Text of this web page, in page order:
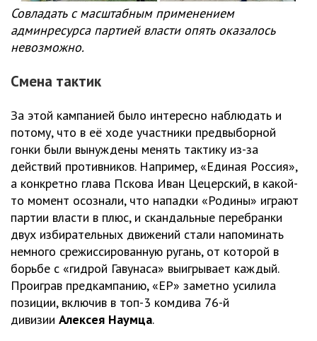
Совладать с масштабным применением
админресурса партией власти опять оказалось
невозможно.
Смена тактик
За этой кампанией было интересно наблюдать и
потому, что в её ходе участники предвыборной
гонки были вынуждены менять тактику из-за
действий противников. Например, «Единая Россия»,
а конкретно глава Пскова Иван Цецерский, в какой-
то момент осознали, что нападки «Родины» играют
партии власти в плюс, и скандальные перебранки
двух избирательных движений стали напоминать
немного срежиссированную ругань, от которой в
борьбе с «гидрой Гавунаса» выигрывает каждый.
Проиграв предкампанию, «ЕР» заметно усилила
позиции, включив в топ-3 комдива 76-й
дивизии Алексея Наумца.